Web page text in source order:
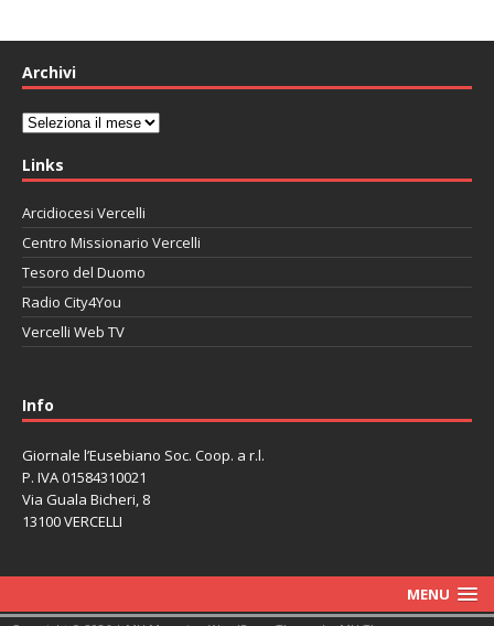
Archivi
Archivi
Links
Arcidiocesi Vercelli
Centro Missionario Vercelli
Tesoro del Duomo
Radio City4You
Vercelli Web TV
Info
Giornale l’Eusebiano Soc. Coop. a r.l.
P. IVA 01584310021
Via Guala Bicheri, 8
13100 VERCELLI
MENU